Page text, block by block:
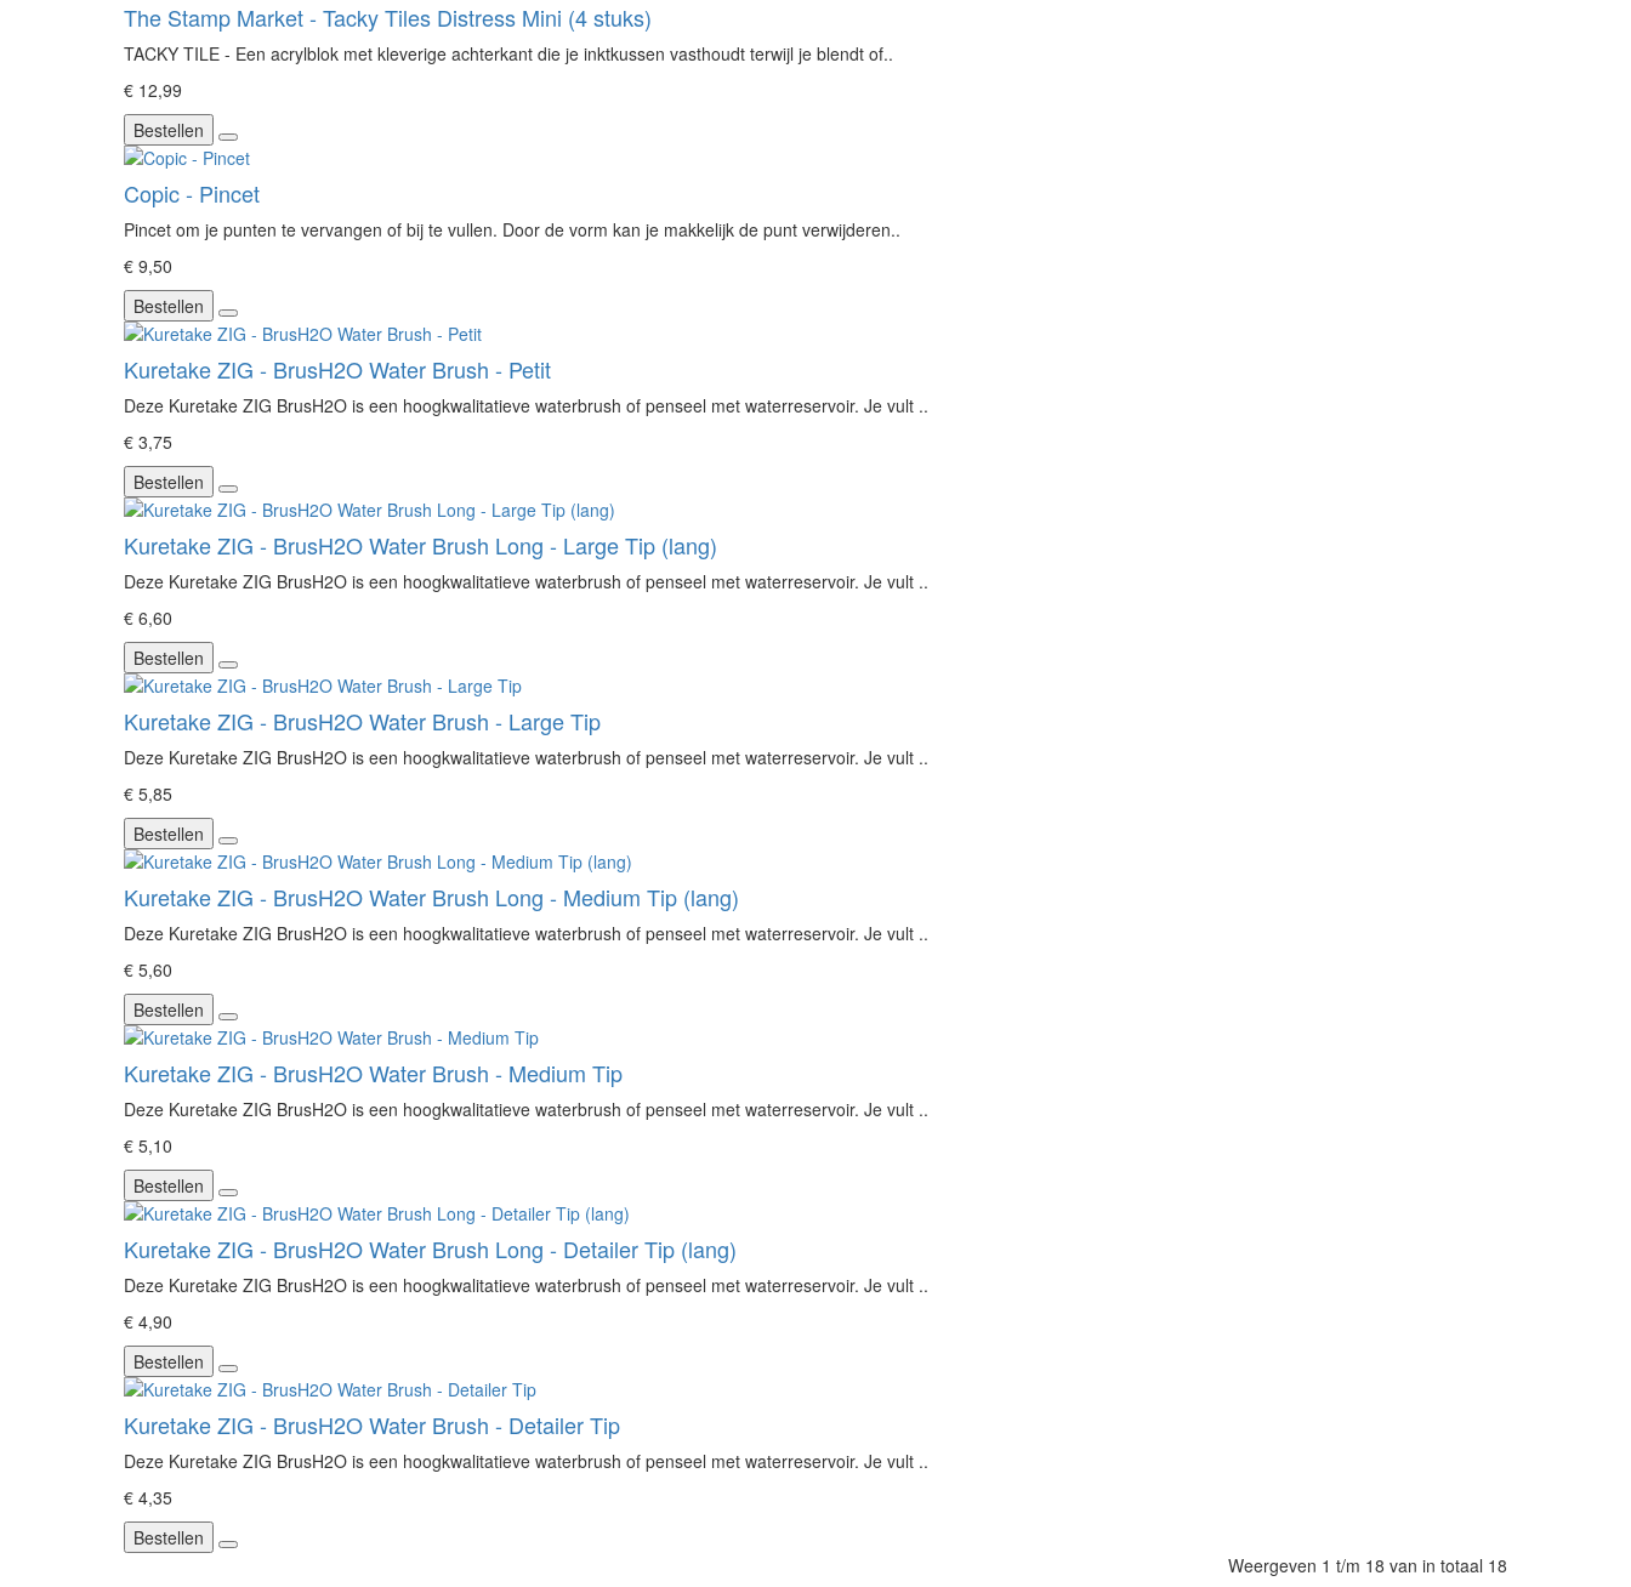
The Stamp Market - Tacky Tiles Distress Mini (4 stuks)
TACKY TILE - Een acrylblok met kleverige achterkant die je inktkussen vasthoudt terwijl je blendt of..
€ 12,99
Bestellen
Copic - Pincet
Pincet om je punten te vervangen of bij te vullen. Door de vorm kan je makkelijk de punt verwijderen..
€ 9,50
Bestellen
Kuretake ZIG - BrusH2O Water Brush - Petit
Deze Kuretake ZIG BrusH2O is een hoogkwalitatieve waterbrush of penseel met waterreservoir. Je vult ..
€ 3,75
Bestellen
Kuretake ZIG - BrusH2O Water Brush Long - Large Tip (lang)
Deze Kuretake ZIG BrusH2O is een hoogkwalitatieve waterbrush of penseel met waterreservoir. Je vult ..
€ 6,60
Bestellen
Kuretake ZIG - BrusH2O Water Brush - Large Tip
Deze Kuretake ZIG BrusH2O is een hoogkwalitatieve waterbrush of penseel met waterreservoir. Je vult ..
€ 5,85
Bestellen
Kuretake ZIG - BrusH2O Water Brush Long - Medium Tip (lang)
Deze Kuretake ZIG BrusH2O is een hoogkwalitatieve waterbrush of penseel met waterreservoir. Je vult ..
€ 5,60
Bestellen
Kuretake ZIG - BrusH2O Water Brush - Medium Tip
Deze Kuretake ZIG BrusH2O is een hoogkwalitatieve waterbrush of penseel met waterreservoir. Je vult ..
€ 5,10
Bestellen
Kuretake ZIG - BrusH2O Water Brush Long - Detailer Tip (lang)
Deze Kuretake ZIG BrusH2O is een hoogkwalitatieve waterbrush of penseel met waterreservoir. Je vult ..
€ 4,90
Bestellen
Kuretake ZIG - BrusH2O Water Brush - Detailer Tip
Deze Kuretake ZIG BrusH2O is een hoogkwalitatieve waterbrush of penseel met waterreservoir. Je vult ..
€ 4,35
Bestellen
Weergeven 1 t/m 18 van in totaal 18